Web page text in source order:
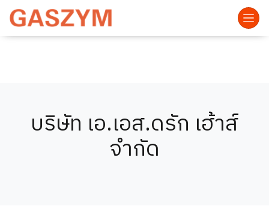
บริษัท เอ.เอส.ดรัก เฮ้าส์
จำกัด